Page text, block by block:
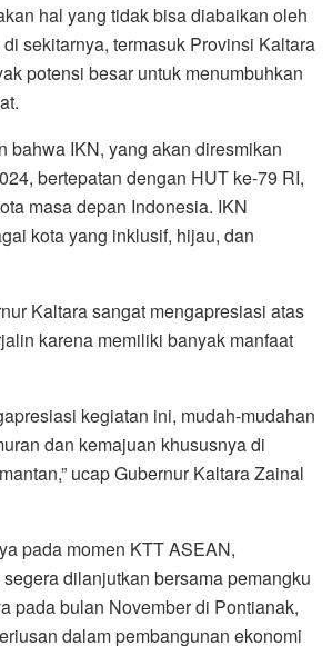
hal yang tidak bisa diabaikan oleh
sekitarnya, termasuk Provinsi Kaltara
potensi besar untuk menumbuhkan
bahwa IKN, yang akan diresmikan
bertepatan dengan HUT ke-79 RI,
masa depan Indonesia. IKN
kota yang inklusif, hijau, dan
Kaltara sangat mengapresiasi atas
karena memiliki banyak manfaat
kegiatan ini, mudah-mudahan
dan kemajuan khususnya di
ucap Gubernur Kaltara Zainal
pada momen KTT ASEAN,
dilanjutkan bersama pemangku
pada bulan November di Pontianak,
dalam pembangunan ekonomi